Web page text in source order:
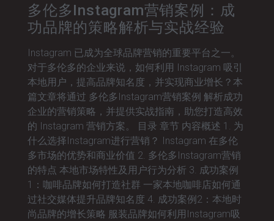
多伦多Instagram营销案例：成
功品牌的策略解析与实战经验
Instagram 已成为全球品牌营销的重要平台之一。
对于多伦多的企业来说，如何利用 Instagram 吸引
本地用户，提高品牌知名度，并实现商业增长？本
篇文章将通过 多伦多Instagram营销案例 解析成功
企业的营销策略，并提供实战指南，助您打造高效
的 Instagram 营销方案。 目录 章节 内容概述 1. 为
什么选择Instagram进行营销？ Instagram 在多伦
多市场的优势和商业价值 2. 多伦多Instagram营销
的特点 本地市场特性及用户行为分析 3. 成功案例
1：咖啡品牌如何打造社群 一家本地咖啡店如何通
过社交媒体提升品牌知名度 4. 成功案例2：本地时
尚品牌的增长策略 服装品牌如何利用Instagram吸